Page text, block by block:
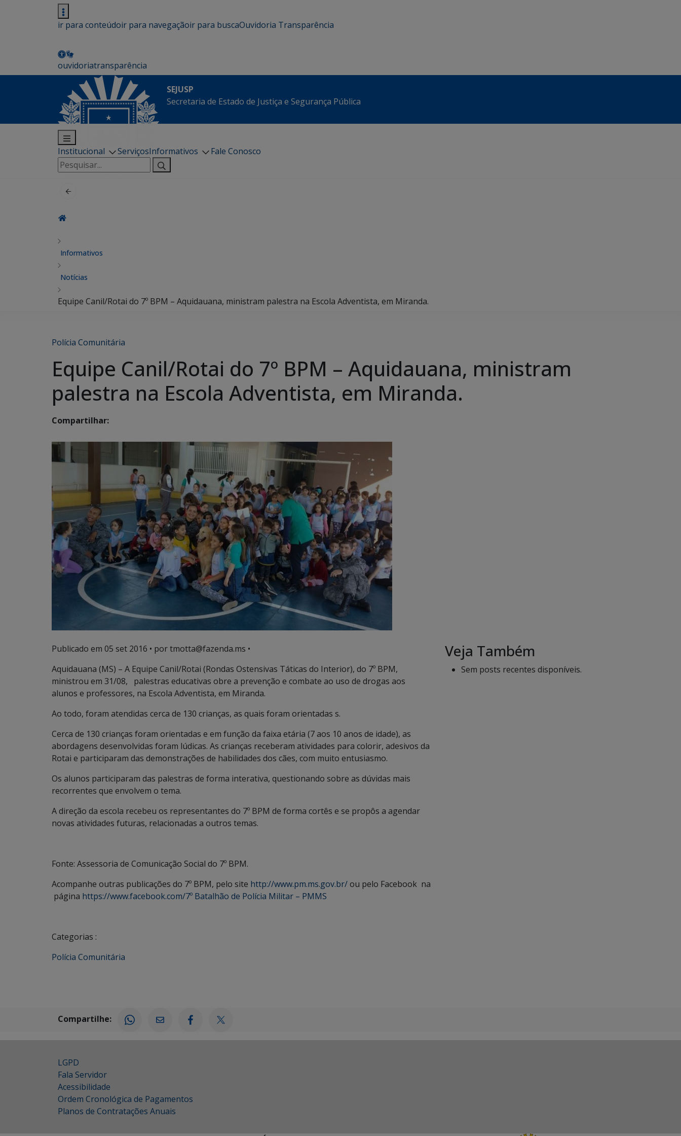
ir para conteúdoir para navegaçãoir para buscaOuvidoria Transparência
ouvidoriatransparência
SEJUSP
Secretaria de Estado de Justiça e Segurança Pública
Institucional ServiçosInformativos
Fale Conosco
Pesquisar
por:
Informativos
Notícias
Equipe Canil/Rotai do 7º BPM – Aquidauana, ministram palestra na Escola Adventista, em Miranda.
Polícia Comunitária
Equipe Canil/Rotai do 7º BPM – Aquidauana, ministram
palestra na Escola Adventista, em Miranda.
Compartilhar:
Publicado em 05 set 2016 • por tmotta@fazenda.ms •
Aquidauana (MS) – A Equipe Canil/Rotai (Rondas Ostensivas Táticas do Interior), do 7º BPM,
ministrou em 31/08, palestras educativas obre a prevenção e combate ao uso de drogas aos
alunos e professores, na Escola Adventista, em Miranda.
Ao todo, foram atendidas cerca de 130 crianças, as quais foram orientadas s.
Cerca de 130 crianças foram orientadas e em função da faixa etária (7 aos 10 anos de idade), as
abordagens desenvolvidas foram lúdicas. As crianças receberam atividades para colorir, adesivos da
Rotai e participaram das demonstrações de habilidades dos cães, com muito entusiasmo.
Os alunos participaram das palestras de forma interativa, questionando sobre as dúvidas mais
recorrentes que envolvem o tema.
A direção da escola recebeu os representantes do 7º BPM de forma cortês e se propôs a agendar
novas atividades futuras, relacionadas a outros temas.
Fonte: Assessoria de Comunicação Social do 7º BPM.
Acompanhe outras publicações do 7º BPM, pelo site http://www.pm.ms.gov.br/ou pelo Facebook na
página https://www.facebook.com/7º Batalhão de Polícia Militar – PMMS
Categorias :
Polícia Comunitária
Veja Também
Sem posts recentes disponíveis.
Compartilhe:
LGPD
Fala Servidor
Acessibilidade
Ordem Cronológica de Pagamentos
Planos de Contratações Anuais